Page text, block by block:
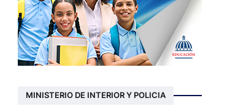
MINISTERIO DE INTERIOR Y POLICIA